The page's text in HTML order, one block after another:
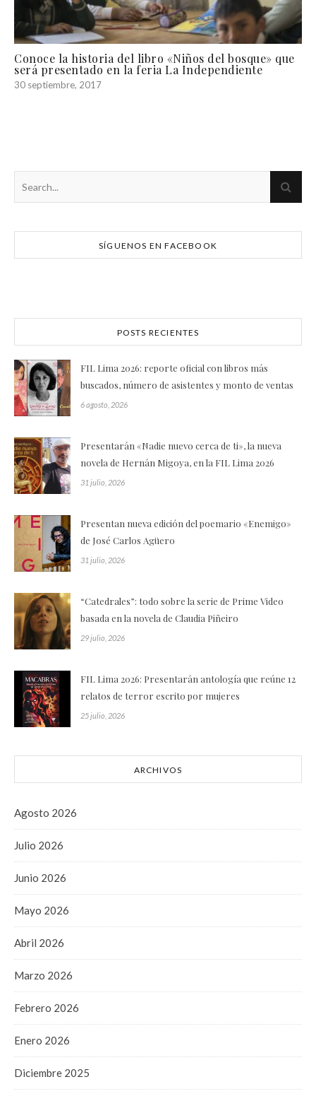
Conoce la historia del libro «Niños del bosque» que
será presentado en la feria La Independiente
30 septiembre, 2017
SÍGUENOS EN FACEBOOK
POSTS RECIENTES
FIL Lima 2026: reporte oficial con libros más
buscados, número de asistentes y monto de ventas
6 agosto, 2026
Presentarán «Nadie nuevo cerca de ti», la nueva
novela de Hernán Migoya, en la FIL Lima 2026
31 julio, 2026
Presentan nueva edición del poemario «Enemigo»
de José Carlos Agüero
31 julio, 2026
“Catedrales”: todo sobre la serie de Prime Video
basada en la novela de Claudia Piñeiro
29 julio, 2026
FIL Lima 2026: Presentarán antología que reúne 12
relatos de terror escrito por mujeres
25 julio, 2026
ARCHIVOS
Agosto 2026
Julio 2026
Junio 2026
Mayo 2026
Abril 2026
Marzo 2026
Febrero 2026
Enero 2026
Diciembre 2025